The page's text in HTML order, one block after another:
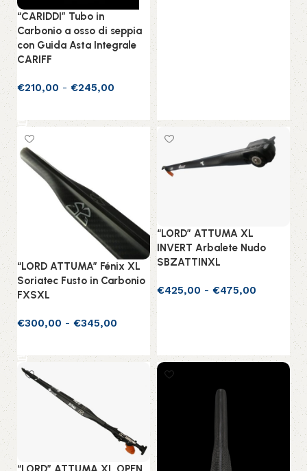
“CARIDDI” Tubo in
Carbonio a osso di seppia
con Guida Asta Integrale
CARIFF
€210,00 - €245,00
“LORD ATTUMA” Fénix XL
Soriatec Fusto in Carbonio
FXSXL
€300,00 - €345,00
“LORD” ATTUMA XL
INVERT Arbalete Nudo
SBZATTINXL
€425,00 - €475,00